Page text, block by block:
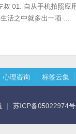
01. 自从手机拍照应
活之中就多出一项 ...
心理咨询 标签云集
｜ 苏ICP备05022974号